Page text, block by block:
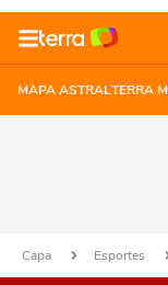
MAPA ASTRALTERRA
Capa Esportes